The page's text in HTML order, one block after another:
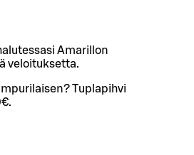
Amarillon
veloituksetta.
Tuplapihvi